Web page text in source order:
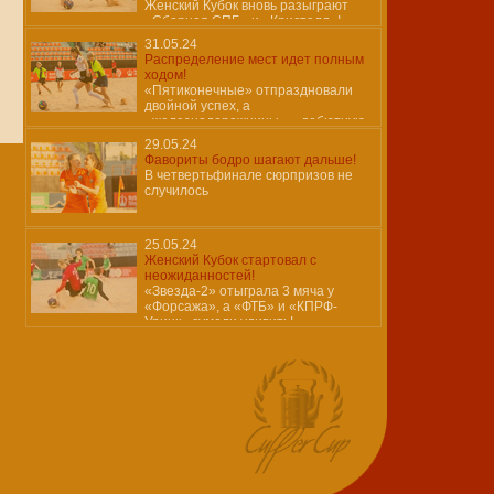
Женский Кубок вновь разыграют
«Сборная СПБ» и «Кристалл»!
31.05.24
Распределение мест идет полным
ходом!
«Пятиконечные» отпраздновали
двойной успех, а
«железнодорожницы» – дебютную
победу!
29.05.24
Фавориты бодро шагают дальше!
В четвертьфинале сюрпризов не
случилось
25.05.24
Женский Кубок стартовал с
неожиданностей!
«Звезда-2» отыграла 3 мяча у
«Форсажа», а «ФТБ» и «КПРФ-
Урицк» сумели удивить!